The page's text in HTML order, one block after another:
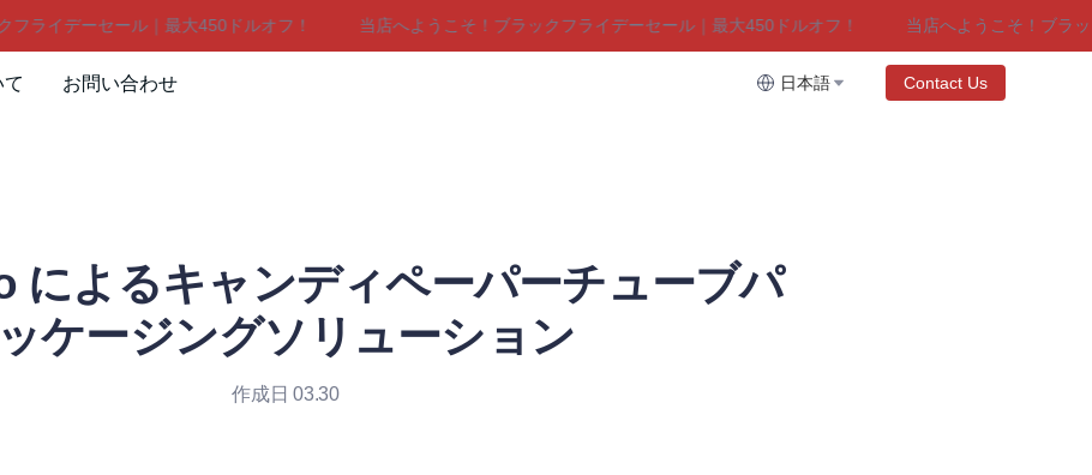
イデーセール｜最大450ドルオフ！ 当店へようこそ！ブラックフライデーセール｜最大450ドルオフ！
当店へようこそ！ブラック
当店へようこそ！ブラックフライデーセール｜最大450ドルオフ！
お問い合わせ 日本語 Contact Us
によるキャンディペーパーチューブパ
ッケージングソリューション
作成日 03.30